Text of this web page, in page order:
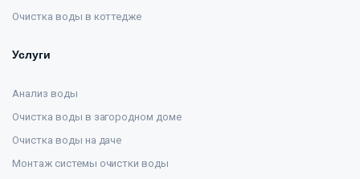
Очистка воды в коттедже
Услуги
Анализ воды
Очистка воды в загородном доме
Очистка воды на даче
Монтаж системы очистки воды